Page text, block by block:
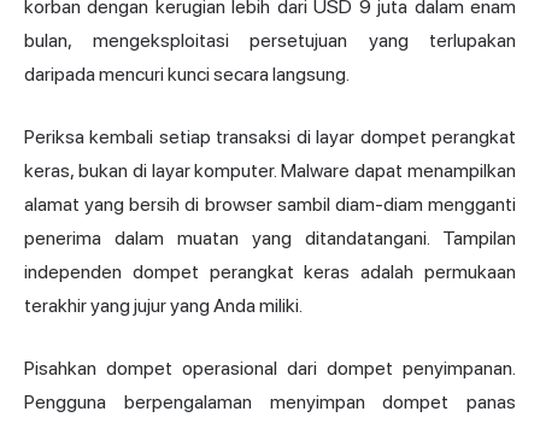
korban dengan kerugian lebih dari USD 9 juta dalam enam
bulan, mengeksploitasi persetujuan yang terlupakan
daripada mencuri kunci secara langsung.
Periksa kembali setiap transaksi di layar dompet perangkat
keras, bukan di layar komputer. Malware dapat menampilkan
alamat yang bersih di browser sambil diam-diam mengganti
penerima dalam muatan yang ditandatangani. Tampilan
independen dompet perangkat keras adalah permukaan
terakhir yang jujur yang Anda miliki.
Pisahkan dompet operasional dari dompet penyimpanan.
Pengguna berpengalaman menyimpan dompet panas